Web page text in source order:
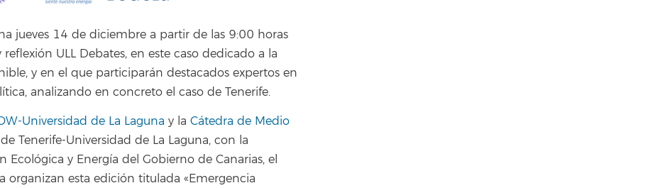
jueves 14 de diciembre a partir de las 9:00 horas
reflexión ULL Debates, en este caso dedicado a la
y en el que participarán destacados expertos en
analizando en concreto el caso de Tenerife.
Universidad de La Laguna y la Cátedra de Medio
Tenerife-Universidad de La Laguna, con la
y Energía del Gobierno de Canarias, el
organizan esta edición titulada «Emergencia